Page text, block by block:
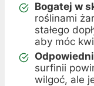
Bogatej w
roślinami
stałego
aby móc
surfinii
wilgoć, ale